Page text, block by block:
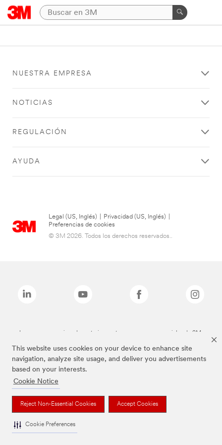
This website uses cookies on your device to enhance site
navigation, analyze site usage, and deliver you advertisements
based on your interests.
Cookie Notice
Reject Non-Essential Cookies Accept Cookies
Cookie Preferences
NUESTRA EMPRESA
NOTICIAS
REGULACIÓN
AYUDA
Legal (US, Inglés) Privacidad (US, Inglés)
Preferencias de cookies
© 3M 2026. Todos los derechos reservados..
Las marcas mencionadas anteriormente son marcas comerciales de 3M.